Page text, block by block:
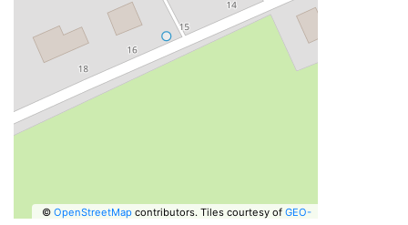
© OpenStreetMapcontributors. Tiles courtesy of GEO-